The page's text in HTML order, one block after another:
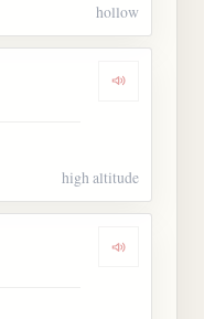
hollow
Dengarkan
high altitude
Dengarkan